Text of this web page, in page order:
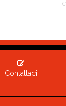
Contattaci